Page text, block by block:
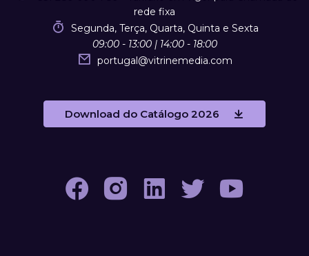
rede fixa
Segunda, Terça, Quarta, Quinta e Sexta
09:00 - 13:00 | 14:00 - 18:00
portugal@vitrinemedia.com
Download do Catálogo 2026